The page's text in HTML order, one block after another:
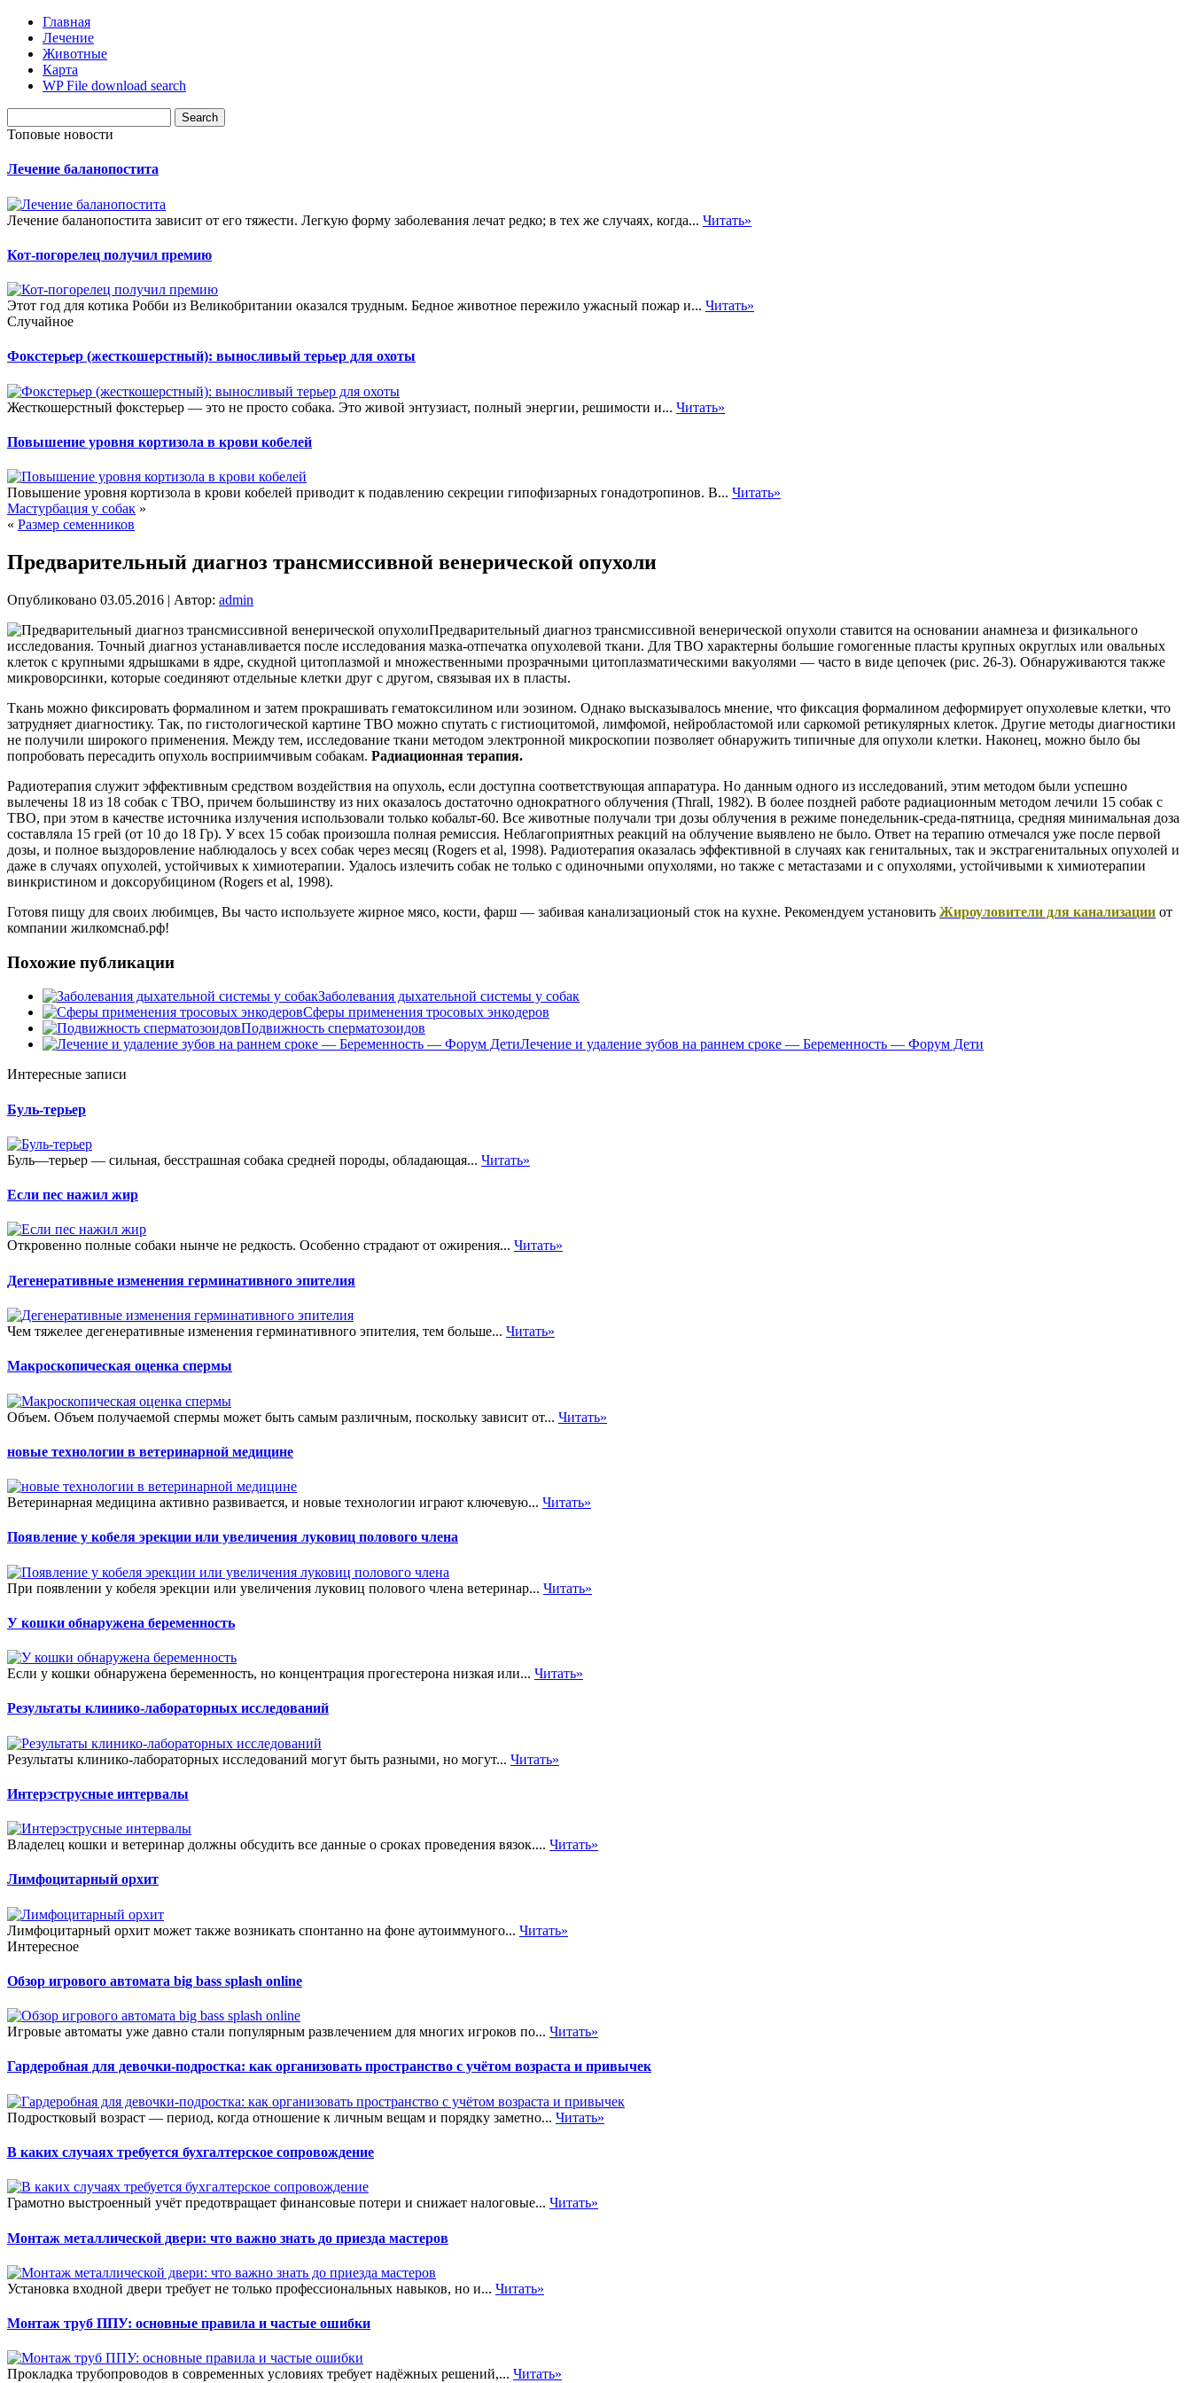
Главная
Лечение
Животные
Карта
WP File download search
Топовые новости
Лечение баланопостита
Лечение баланопостита зависит от его тяжести. Легкую форму заболевания лечат редко; в тех же случаях, когда... Читать»
Кот-погорелец получил премию
Этот год для котика Робби из Великобритании оказался трудным. Бедное животное пережило ужасный пожар и... Читать»
Случайное
Фокстерьер (жесткошерстный): выносливый терьер для охоты
Жесткошерстный фокстерьер — это не просто собака. Это живой энтузиаст, полный энергии, решимости и... Читать»
Повышение уровня кортизола в крови кобелей
Повышение уровня кортизола в крови кобелей приводит к подавлению секреции гипофизарных гонадотропинов. В... Читать»
Мастурбация у собак »
« Размер семенников
Предварительный диагноз трансмиссивной венерической опухоли
Опубликовано 03.05.2016 | Автор: admin
Предварительный диагноз трансмиссивной венерической опухоли ставится на основании анамнеза и физикального
исследования. Точный диагноз устанавливается после исследования мазка-отпечатка опухолевой ткани. Для ТВО характерны большие гомогенные пласты крупных округлых или овальных
клеток с крупными ядрышками в ядре, скудной цитоплазмой и множественными прозрачными цитоплазматическими вакуолями — часто в виде цепочек (рис. 26-3). Обнаруживаются также
микроворсинки, которые соединяют отдельные клетки друг с другом, связывая их в пласты.
Ткань можно фиксировать формалином и затем прокрашивать гематоксилином или эозином. Однако высказывалось мнение, что фиксация формалином деформирует опухолевые клетки, что
затрудняет диагностику. Так, по гистологической картине ТВО можно спутать с гистиоцитомой, лимфомой, нейробластомой или саркомой ретикулярных клеток. Другие методы диагностики
не получили широкого применения. Между тем, исследование ткани методом электронной микроскопии позволяет обнаружить типичные для опухоли клетки. Наконец, можно было бы
попробовать пересадить опухоль восприимчивым собакам. Радиационная терапия.
Радиотерапия служит эффективным средством воздействия на опухоль, если доступна соответствующая аппаратура. Но данным одного из исследований, этим методом были успешно
вылечены 18 из 18 собак с ТВО, причем большинству из них оказалось достаточно однократного облучения (Thrall, 1982). В более поздней работе радиационным методом лечили 15 собак с
ТВО, при этом в качестве источника излучения использовали только кобальт-60. Все животные получали три дозы облучения в режиме понедельник-среда-пятница, средняя минимальная доза
составляла 15 грей (от 10 до 18 Гр). У всех 15 собак произошла полная ремиссия. Неблагоприятных реакций на облучение выявлено не было. Ответ на терапию отмечался уже после первой
дозы, и полное выздоровление наблюдалось у всех собак через месяц (Rogers et al, 1998). Радиотерапия оказалась эффективной в случаях как генитальных, так и экстрагенитальных опухолей и
даже в случаях опухолей, устойчивых к химиотерапии. Удалось излечить собак не только с одиночными опухолями, но также с метастазами и с опухолями, устойчивыми к химиотерапии
винкристином и доксорубицином (Rogers et al, 1998).
Готовя пищу для своих любимцев, Вы часто используете жирное мясо, кости, фарш — забивая канализационый сток на кухне. Рекомендуем установить Жироуловители для канализации от
компании жилкомснаб.рф!
Похожие публикации
Заболевания дыхательной системы у собак
Сферы применения тросовых энкодеров
Подвижность сперматозоидов
Лечение и удаление зубов на раннем сроке — Беременность — Форум Дети
Интересные записи
Буль-терьер
Буль—терьер — сильная, бесстрашная собака средней породы, обладающая... Читать»
Если пес нажил жир
Откровенно полные собаки нынче не редкость. Особенно страдают от ожирения... Читать»
Дегенеративные изменения герминативного эпителия
Чем тяжелее дегенеративные изменения герминативного эпителия, тем больше... Читать»
Макроскопическая оценка спермы
Объем. Объем получаемой спермы может быть самым различным, поскольку зависит от... Читать»
новые технологии в ветеринарной медицине
Ветеринарная медицина активно развивается, и новые технологии играют ключевую... Читать»
Появление у кобеля эрекции или увеличения луковиц полового члена
При появлении у кобеля эрекции или увеличения луковиц полового члена ветеринар... Читать»
У кошки обнаружена беременность
Если у кошки обнаружена беременность, но концентрация прогестерона низкая или... Читать»
Результаты клинико-лабораторных исследований
Результаты клинико-лабораторных исследований могут быть разными, но могут... Читать»
Интерэструсные интервалы
Владелец кошки и ветеринар должны обсудить все данные о сроках проведения вязок.... Читать»
Лимфоцитарный орхит
Лимфоцитарный орхит может также возникать спонтанно на фоне аутоиммуного... Читать»
Интересное
Обзор игрового автомата big bass splash online
Игровые автоматы уже давно стали популярным развлечением для многих игроков по... Читать»
Гардеробная для девочки-подростка: как организовать пространство с учётом возраста и привычек
Подростковый возраст — период, когда отношение к личным вещам и порядку заметно... Читать»
В каких случаях требуется бухгалтерское сопровождение
Грамотно выстроенный учёт предотвращает финансовые потери и снижает налоговые... Читать»
Монтаж металлической двери: что важно знать до приезда мастеров
Установка входной двери требует не только профессиональных навыков, но и... Читать»
Монтаж труб ППУ: основные правила и частые ошибки
Прокладка трубопроводов в современных условиях требует надёжных решений,... Читать»